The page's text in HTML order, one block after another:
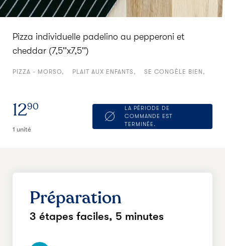
Pizza individuelle padelino au pepperoni et
cheddar (7,5''x7,5'')
PIZZA - MORSO PLAIT AUX ENFANTS SE CONGÈLE BIEN
1290
1 unité
LA PÉRIODE DE
COMMANDE EST
TERMINÉE.
Préparation
3 étapes faciles, 5 minutes